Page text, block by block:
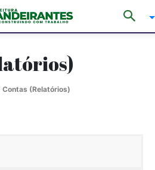
Contas (Relatórios)